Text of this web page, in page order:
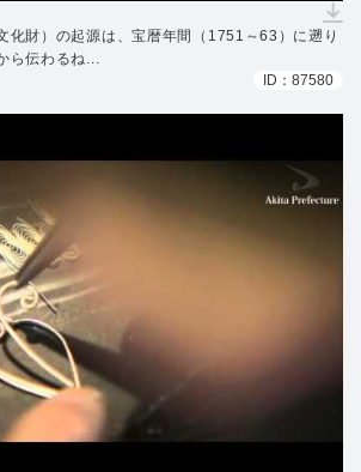
ません）
化財）の起源は、宝暦年間（1751～63）に遡り
ら伝わるね...
ID：87580